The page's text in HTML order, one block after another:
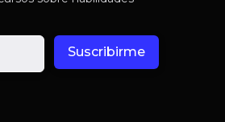
Suscribirme